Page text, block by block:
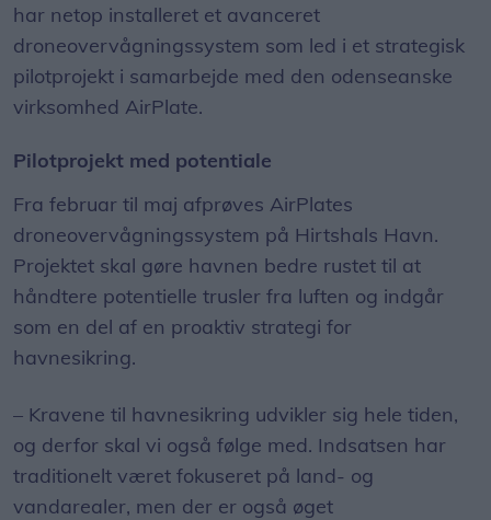
har netop installeret et avanceret
droneovervågningssystem som led i et strategisk
pilotprojekt i samarbejde med den odenseanske
virksomhed AirPlate.
Pilotprojekt med potentiale
Fra februar til maj afprøves AirPlates
droneovervågningssystem på Hirtshals Havn.
Projektet skal gøre havnen bedre rustet til at
håndtere potentielle trusler fra luften og indgår
som en del af en proaktiv strategi for
havnesikring.
– Kravene til havnesikring udvikler sig hele tiden,
og derfor skal vi også følge med. Indsatsen har
traditionelt været fokuseret på land- og
vandarealer, men der er også øget